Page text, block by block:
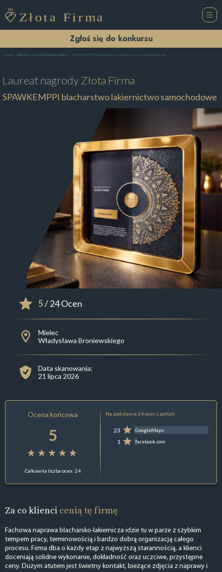
Zgłoś się do konkursu
Home Blacharstwo samochodowe Mielec SPAWKEMPPI blacharstwo lakiernictwo samochodowe
Laureat nagrodyZłota Firma
SPAWKEMPPI blacharstwo lakiernictwo samochodowe
5/ 24 Ocen
Mielec
Władysława Broniewskiego
Data skanowania:
21 lipca 2026
Ocena końcowa
5
Całkowita liczba ocen: 24
Na podstawie 24 ocen z portali:
23 GoogleMaps
1 facebook.com
Za co klienci cenią tę firmę
Fachowa naprawa blacharsko-lakiernicza idzie tu w parze z szybkim
tempem pracy, terminowością i bardzo dobrą organizacją całego
procesu. Firma dba o każdy etap z najwyższą starannością, a klienci
doceniają solidne wykonanie, dokładność oraz uczciwe, przystępne
ceny. Dużym atutem jest świetny kontakt, bieżące zdjęcia z naprawy i